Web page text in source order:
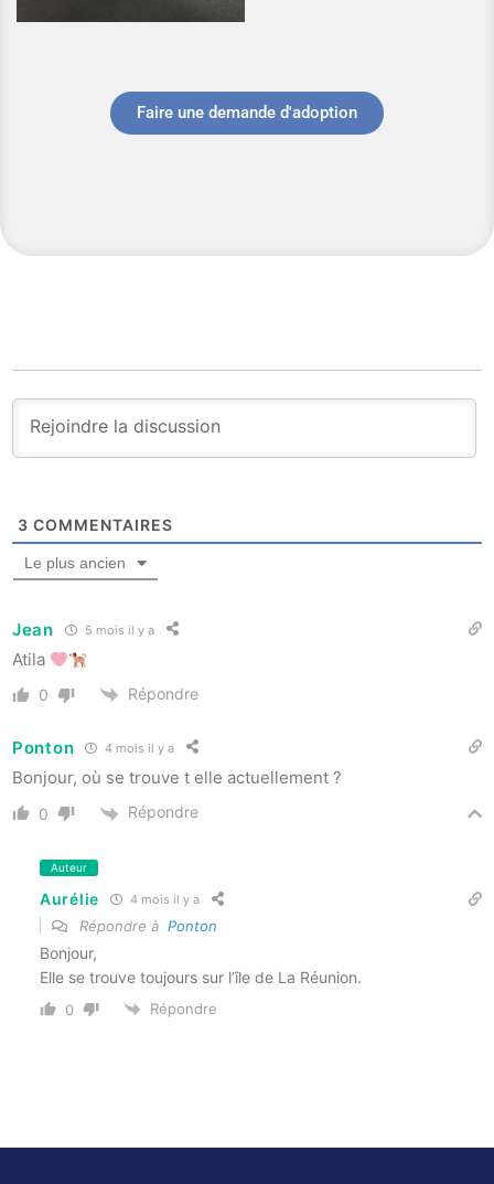
Faire une demande d'adoption
3 COMMENTAIRES
Le plus ancien
Jean 5 mois il y a
Atila
0 Répondre
Ponton 4 mois il y a
Bonjour, où se trouve t elle actuellement ?
0 Répondre
Auteur
Aurélie 4 mois il y a
Répondre à Ponton
Bonjour,
Elle se trouve toujours sur l’île de La Réunion.
0 Répondre